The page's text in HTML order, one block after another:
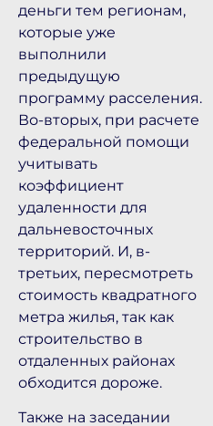
деньги тем регионам,
которые уже
выполнили
предыдущую
программу расселения.
Во-вторых, при расчете
федеральной помощи
учитывать
коэффициент
удаленности для
дальневосточных
территорий. И, в-
третьих, пересмотреть
стоимость квадратного
метра жилья, так как
строительство в
отдаленных районах
обходится дороже.
Также на заседании